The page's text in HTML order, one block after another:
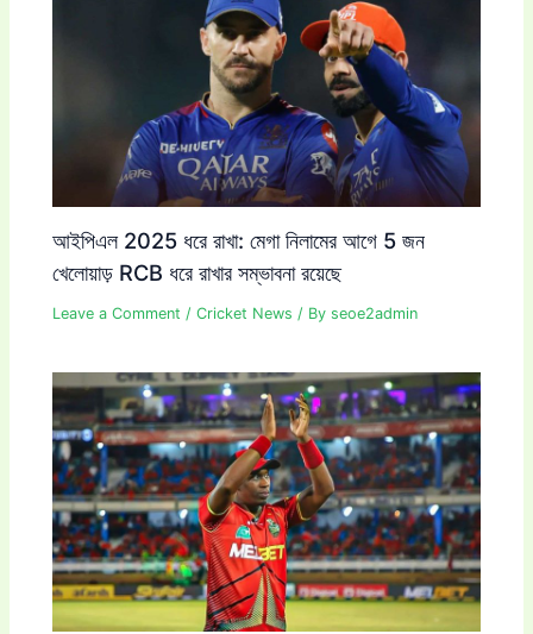
আইপিএল 2025 ধরে রাখা: মেগা নিলামের আগে 5 জন
খেলোয়াড় RCB ধরে রাখার সম্ভাবনা রয়েছে
Leave a Comment /Cricket News / Byseoe2admin